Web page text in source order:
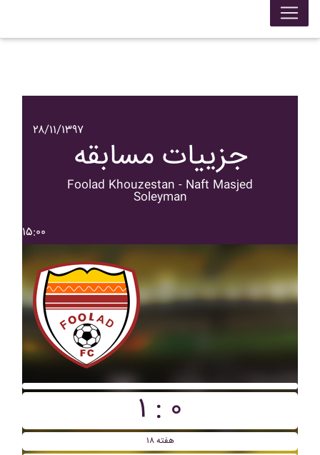
۲۸/۱۱/۱۳۹۷
جزییات مسابقه
Foolad Khouzestan - Naft Masjed
Soleyman
۱۵:۰۰
۱ : ۰
هفته ۱۸